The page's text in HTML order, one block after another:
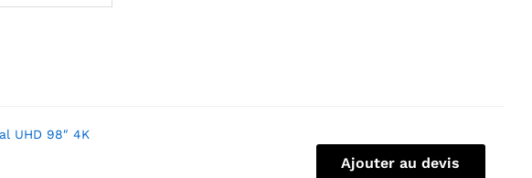
UHD 98″ 4K
Ajouter au devis